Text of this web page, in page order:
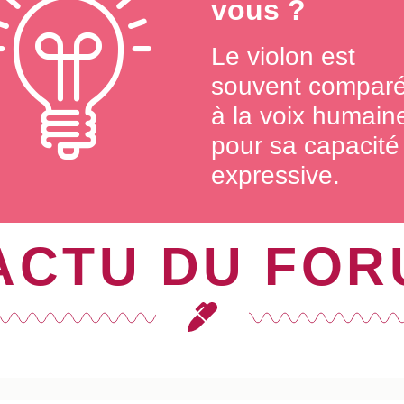
vous ?
Le violon est
souvent
à la voix
pour sa capacité
expressive.
DU